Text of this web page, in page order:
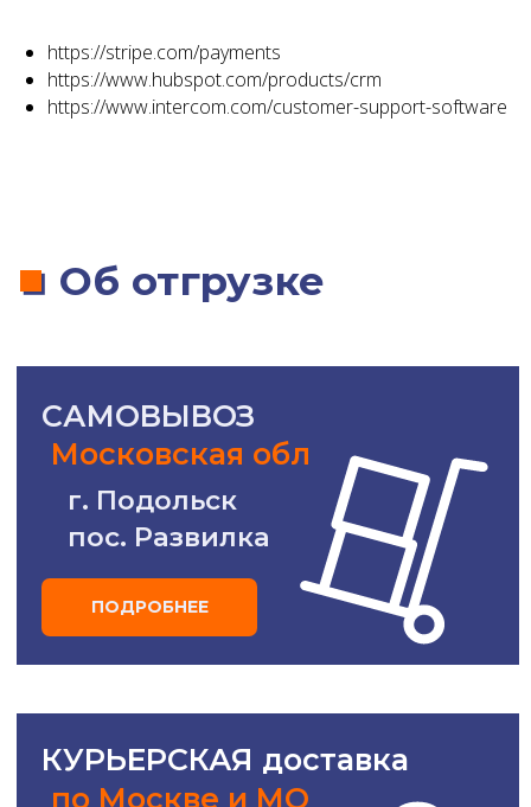
https://stripe.com/payments
https://www.hubspot.com/products/crm
https://www.intercom.com/customer-support-software